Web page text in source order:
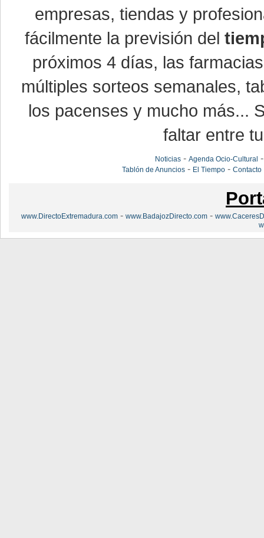
empresas, tiendas y
fácilmente la previsión del
próximos 4 días, las
múltiples sorteos semanales,
los pacenses y mucho más...
faltar entre
Noticias -Agenda Ocio-Cultural
Tablón de Anuncios - El Tiempo -Contacto
www.DirectoExtremadura.com - www.BadajozDirecto.com -